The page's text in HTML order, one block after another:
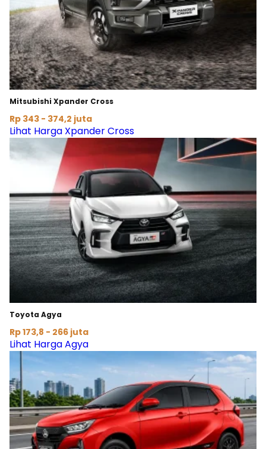
Mitsubishi Xpander Cross
Rp 343 - 374,2 juta
Lihat Harga Xpander Cross
Toyota Agya
Rp 173,8 - 266 juta
Lihat Harga Agya